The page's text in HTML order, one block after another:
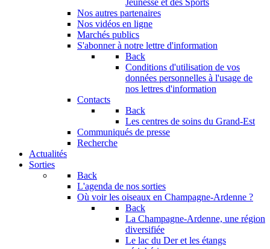
Jeunesse et des Sports
Nos autres partenaires
Nos vidéos en ligne
Marchés publics
S'abonner à notre lettre d'information
Back
Conditions d'utilisation de vos
données personnelles à l'usage de
nos lettres d'information
Contacts
Back
Les centres de soins du Grand-Est
Communiqués de presse
Recherche
Actualités
Sorties
Back
L'agenda de nos sorties
Où voir les oiseaux en Champagne-Ardenne ?
Back
La Champagne-Ardenne, une région
diversifiée
Le lac du Der et les étangs